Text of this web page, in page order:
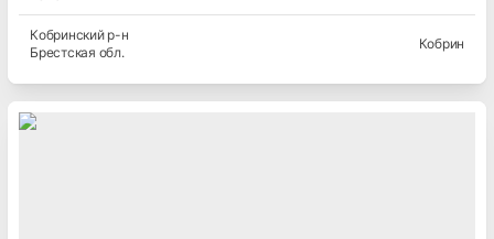
Кобринскийр-н
Брестская обл.
Кобрин